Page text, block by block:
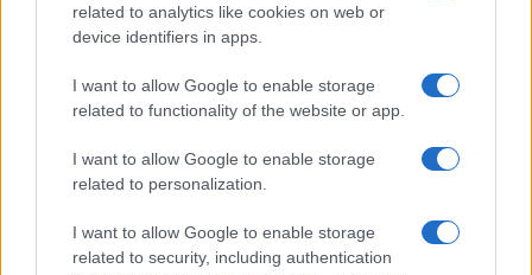
related to analytics like cookies on web or
device identifiers in apps.
I want to allow Google to enable storage
related to functionality of the website or app.
I want to allow Google to enable storage
related to personalization.
I want to allow Google to enable storage
related to security, including authentication
Ključne besede: PAPEŽ smrt vatikan
Več iz kategorije Novice